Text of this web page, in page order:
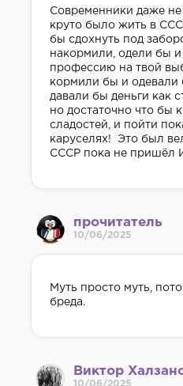
Современники даже не
круто было жить в
бы сдохнуть под
накормили, одели бы
профессию на твой
кормили бы и одевали
давали бы деньги как
но достаточно что бы
сладостей, и пойти
каруселях! Это был
СССР пока не пришёл
прочитатель
10/06/2025
Муть просто муть,
бреда.
Виктор
10/06/2025